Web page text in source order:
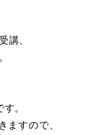
講、
。
ますので、